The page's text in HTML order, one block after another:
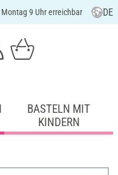
9 Uhr erreichbar DE
BASTELN MIT
KINDERN